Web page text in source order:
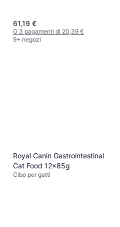
61,19 €
O 3 pagamenti di 20,39 €
9+ negozi
Royal Canin Gastrointestinal
Cat Food 12x85g
Cibo per gatti